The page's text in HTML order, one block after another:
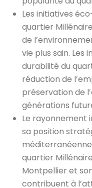
Les initiatives
quartier
de
vie plus sain.
durabilité du
réduction de
préservation de
générations
Le rayonnement
sa position
quartier
Montpellier et
contribuent à